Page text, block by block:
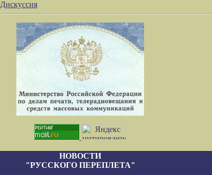
Дискуссия
НОВОСТИ
"РУССКОГО ПЕРЕПЛЕТА"